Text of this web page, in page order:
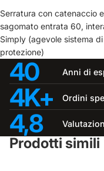
Serratura con catenaccio
sagomato entrata 60,
Simply (agevole sistema
protezione)
40 Anni di
4K+ Ordini
4,8
Prodotti simili